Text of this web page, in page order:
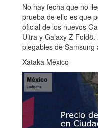
No hay fecha que no
prueba de ello es que
oficial de los nuevos
Ultra y Galaxy Z
plegables de
Xataka México